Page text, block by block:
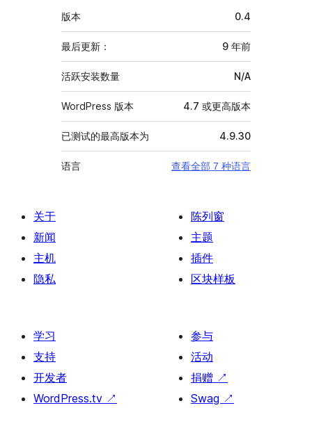
额
外
信
息
版本 0.4
最后更新： 9 年前
活跃安装数量 N/A
WordPress 版本 4.7 或更高版本
已测试的最高版本为 4.9.30
语言 查看全部 7 种语言
关于
新闻
主机
隐私
陈列窗
主题
插件
区块样板
学习
支持
开发者
WordPress.tv ↗
参与
活动
捐赠 ↗
Swag ↗